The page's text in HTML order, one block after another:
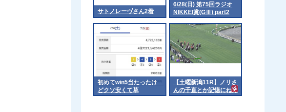
サトノレーヴさん2着
6/28(日) 第75回ラジオ
NIKKEI賞(GⅢ) part2
初めてwin5当たったけ
どクソ安くて草
【土曜新潟11R】ノリさ
んの千直とか記憶にねえ
な